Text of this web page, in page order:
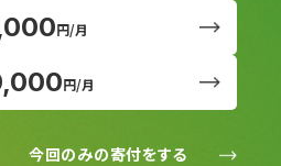
円/月
円/月
今回のみの寄付をする